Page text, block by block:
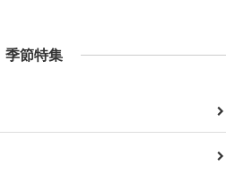
季節特集